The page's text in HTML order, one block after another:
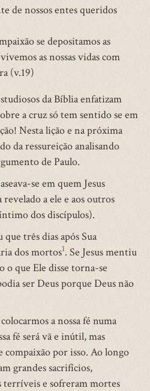
de nossos entes queridos
se depositamos as
as nossas vidas com
(v.19)
da Bíblia enfatizam
a cruz só tem sentido se em
Nesta lição e na próxima
da ressureição analisando
de Paulo.
se em quem Jesus
a ele e aos outros
dos discípulos).
que três dias após Sua
dos mortos1. Se Jesus mentiu
o que Ele disse torna-se
ser Deus porque Deus não
a nossa fé numa
fé será vã e inútil, mas
compaixão por isso. Ao longo
grandes sacrifícios,
e sofreram mortes